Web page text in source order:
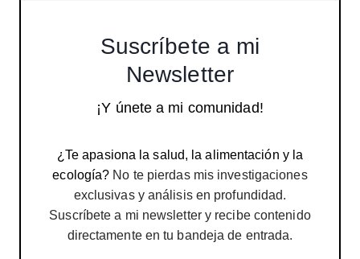
Suscríbete a mi
Newsletter
¡Y únete a mi comunidad!
¿Te apasiona la salud, la alimentación y la
ecología? No te pierdas mis investigaciones
exclusivas y análisis en profundidad.
Suscríbete a mi newsletter y recibe contenido
directamente en tu bandeja de entrada.